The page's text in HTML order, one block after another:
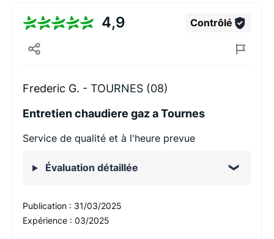
4,9 Contrôlé
Frederic G. - TOURNES (08)
Entretien chaudiere gaz a Tournes
Service de qualité et à l'heure prevue
Évaluation détaillée
Publication : 31/03/2025
Expérience : 03/2025